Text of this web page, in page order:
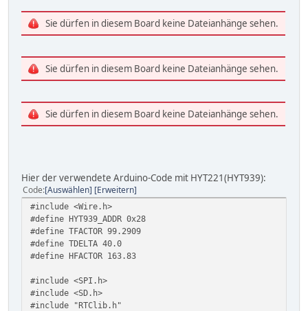
Sie dürfen in diesem Board keine Dateianhänge sehen.
Sie dürfen in diesem Board keine Dateianhänge sehen.
Sie dürfen in diesem Board keine Dateianhänge sehen.
Hier der verwendete Arduino-Code mit HYT221(HYT939):
Code Auswählen Erweitern
#include <Wire.h>
#define HYT939_ADDR 0x28
#define TFACTOR 99.2909
#define TDELTA 40.0
#define HFACTOR 163.83
#include <SPI.h>
#include <SD.h>
#include "RTClib.h"